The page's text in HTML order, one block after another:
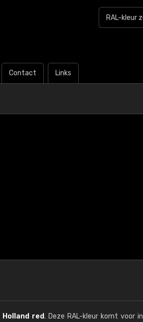
Contact Links
Holland red. Deze RAL-kleur komt voor